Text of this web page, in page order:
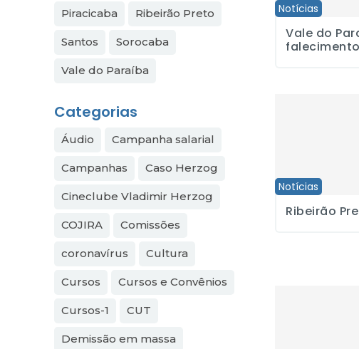
Piracicaba Ribeirão Preto
Santos Sorocaba
Vale do Paraíba
Categorias
Áudio Campanha salarial
Campanhas Caso Herzog
Cineclube Vladimir Herzog
COJIRA Comissões
coronavírus Cultura
Cursos Cursos e Convênios
Cursos-1 CUT
Demissão em massa
Notícias
Vale do
falecimento
Notícias
Ribeirão
Jornalistas